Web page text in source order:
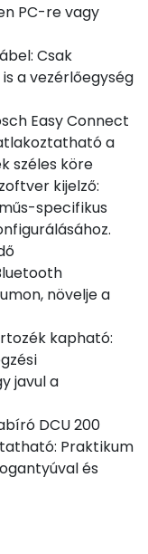
PC-re vagy
Csak
a vezérlőegység
Easy Connect
a
széles köre
kijelző:
specifikus
növelje a
kapható:
javul a
DCU 200
Praktikum
és